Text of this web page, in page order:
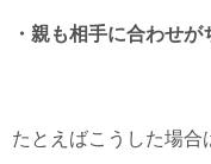
・親も相手に合わせが
たとえばこうした場合